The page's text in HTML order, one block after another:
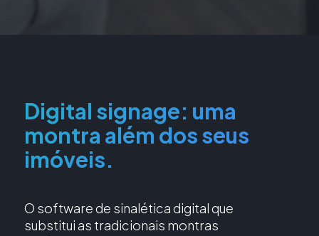
Digital signage: uma
montra além dos seus
imóveis.
O software de sinalética digital que
substitui as tradicionais montras